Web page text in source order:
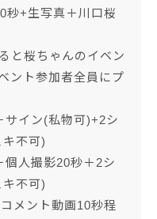
秒+生写真＋川⼝桜
と桜ちゃんのイベン
ント参加者全員にプ
サイン(私物可)+2シ
不可)
個人撮影20秒＋2シ
不可)
メント動画10秒程